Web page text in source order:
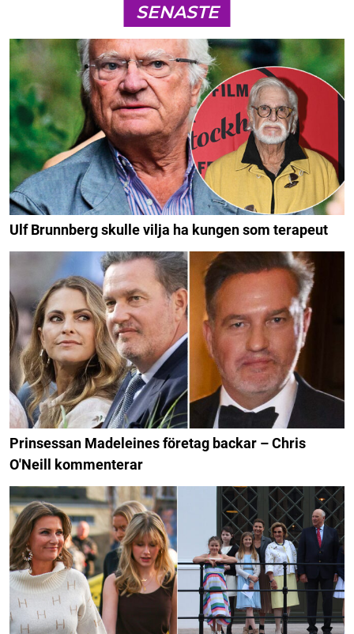
SENASTE
Ulf Brunnberg skulle vilja ha kungen som terapeut
Prinsessan Madeleines företag backar – Chris
O'Neill kommenterar